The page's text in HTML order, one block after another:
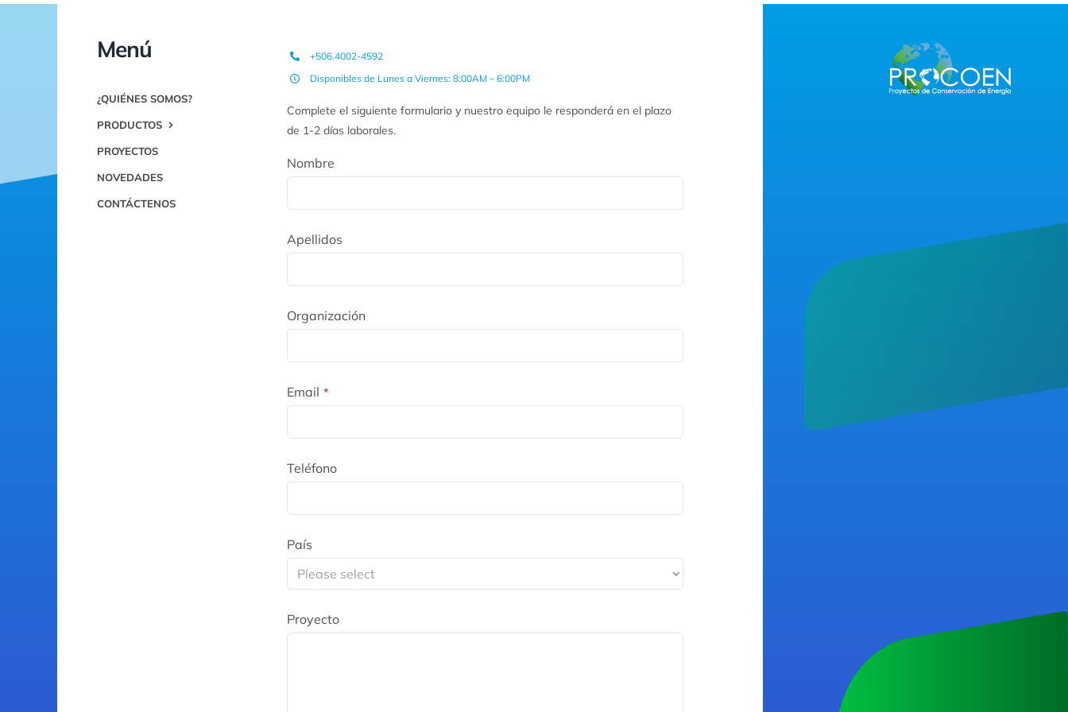
Menú
¿QUIÉNES SOMOS?
PRODUCTOS
PROYECTOS
NOVEDADES
CONTÁCTENOS
+506.4002-4592
Disponibles de Lunes a Viernes: 8:00AM – 6:00PM
Complete el siguiente formulario y nuestro equipo le responderá en el plazo
de 1-2 días laborales.
Nombre
Apellidos
Organización
Email *
Teléfono
País
Proyecto